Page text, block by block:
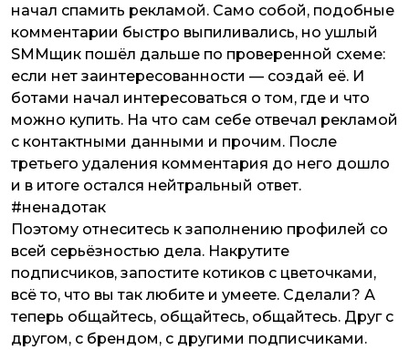
начал спамить рекламой. Само собой, подобные
комментарии быстро выпиливались, но ушлый
SMMщик пошёл дальше по проверенной схеме:
если нет заинтересованности — создай её. И
ботами начал интересоваться о том, где и что
можно купить. На что сам себе отвечал рекламой
с контактными данными и прочим. После
третьего удаления комментария до него дошло
и в итоге остался нейтральный ответ.
#ненадотак
Поэтому отнеситесь к заполнению профилей со
всей серьёзностью дела. Накрутите
подписчиков, запостите котиков с цветочками,
всё то, что вы так любите и умеете. Сделали? А
теперь общайтесь, общайтесь, общайтесь. Друг с
другом, с брендом, с другими подписчиками.